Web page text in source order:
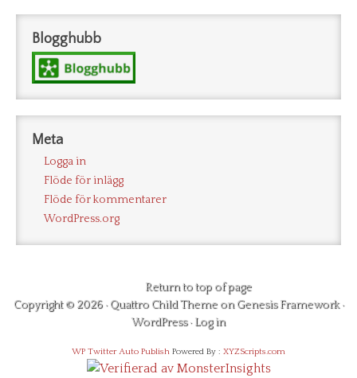
Blogghubb
Meta
Logga in
Flöde för inlägg
Flöde för kommentarer
WordPress.org
Return to top of page
Copyright © 2026 ·Quattro Child ThemeonGenesis Framework·
WordPress·Log in
WP Twitter Auto Publish Powered By : XYZScripts.com